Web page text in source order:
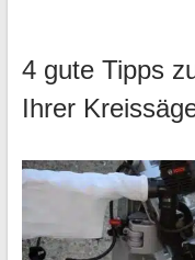
4 gute Tipps
Ihrer